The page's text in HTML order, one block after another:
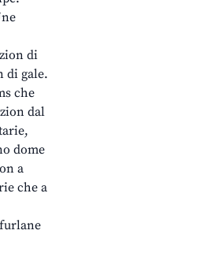
di
di gale.
che
dal
dome
a
che a